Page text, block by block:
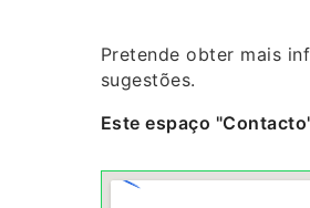
Pretende obter mais
sugestões.
Este espaço